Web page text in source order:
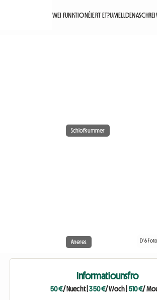
WEI FUNKTIONÉIERT ET?UMELLDEN
Schlofkummer
Aneres D'6
Informatiounsfro
50 €/ Nuecht|350 €/ Woch 510 €/